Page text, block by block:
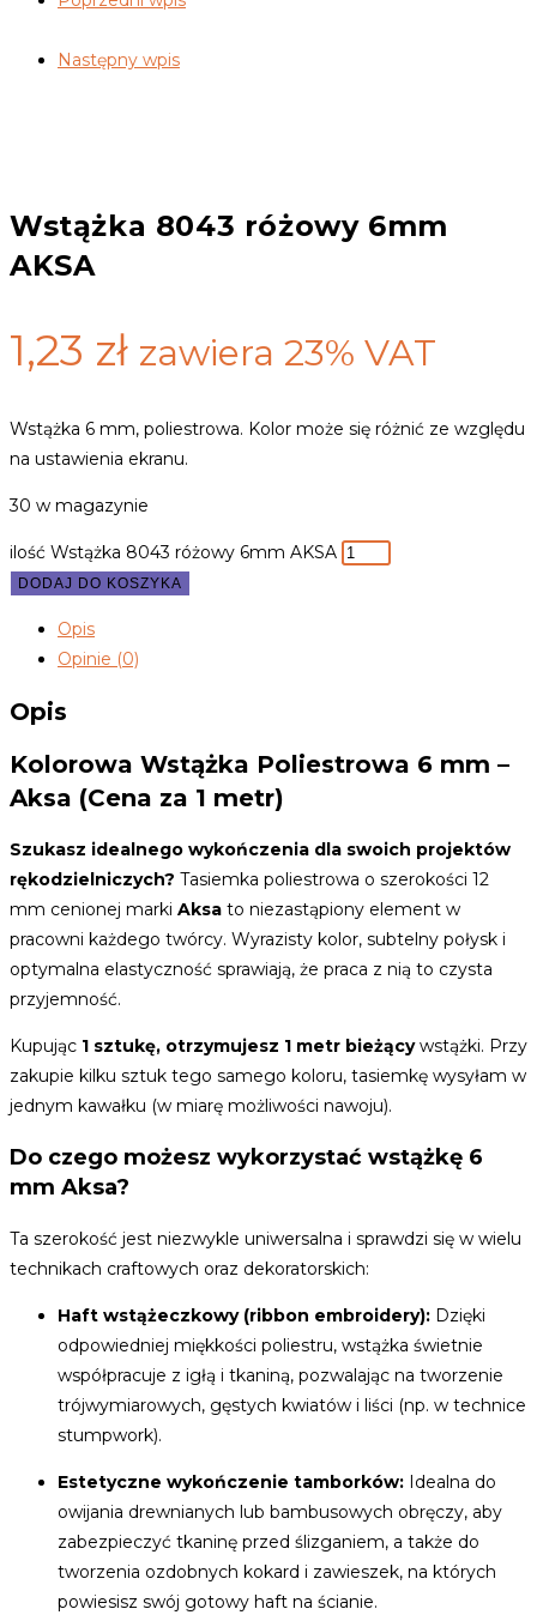
Następny wpis
Wstążka 8043 różowy 6mm
AKSA
1,23 zł zawiera 23% VAT
Wstążka 6 mm, poliestrowa. Kolor może się różnić ze względu
na ustawienia ekranu.
30 w magazynie
ilość Wstążka 8043 różowy 6mm AKSA
DODAJ DO KOSZYKA
Opis
Opinie (0)
Opis
Kolorowa Wstążka Poliestrowa 6 mm –
Aksa (Cena za 1 metr)
Szukasz idealnego wykończenia dla swoich projektów
rękodzielniczych? Tasiemka poliestrowa o szerokości 12
mm cenionej marki Aksa to niezastąpiony element w
pracowni każdego twórcy. Wyrazisty kolor, subtelny połysk i
optymalna elastyczność sprawiają, że praca z nią to czysta
przyjemność.
Kupując 1 sztukę, otrzymujesz 1 metr bieżącywstążki. Przy
zakupie kilku sztuk tego samego koloru, tasiemkę wysyłam w
jednym kawałku (w miarę możliwości nawoju).
Do czego możesz wykorzystać wstążkę 6
mm Aksa?
Ta szerokość jest niezwykle uniwersalna i sprawdzi się w wielu
technikach craftowych oraz dekoratorskich:
Haft wstążeczkowy (ribbon embroidery): Dzięki
odpowiedniej miękkości poliestru, wstążka świetnie
współpracuje z igłą i tkaniną, pozwalając na tworzenie
trójwymiarowych, gęstych kwiatów i liści (np. w technice
stumpwork).
Estetyczne wykończenie tamborków: Idealna do
owijania drewnianych lub bambusowych obręczy, aby
zabezpieczyć tkaninę przed ślizganiem, a także do
tworzenia ozdobnych kokard i zawieszek, na których
powiesisz swój gotowy haft na ścianie.